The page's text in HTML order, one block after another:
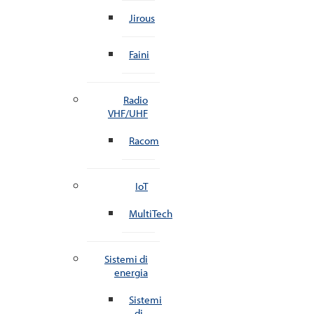
Jirous
Faini
Radio
VHF/UHF
Racom
IoT
MultiTech
Sistemi di
energia
Sistemi